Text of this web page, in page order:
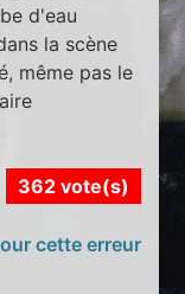
d'eau
la scène
même pas le
362 vote(s)
cette erreur